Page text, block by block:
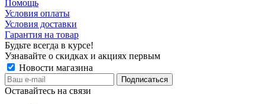
Помощь
Условия оплаты
Условия доставки
Гарантия на товар
Будьте всегда в курсе!
Узнавайте о скидках и акциях первым
Новости магазина
Оставайтесь на связи